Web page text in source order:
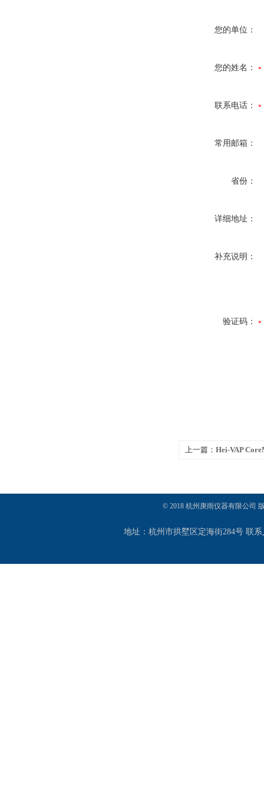
您的单位：
您的姓名：
联系电话：
常用邮箱：
省份：
详细地址：
补充说明：
验证码：
上一篇： Hei-VAP
© 2018 杭州庚雨仪器有限公司
地址：杭州市拱墅区定海街284号 联